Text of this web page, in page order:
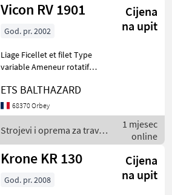
Vicon RV 1901
Cijena
na upit
God. pr. 2002
Liage Ficellet et filet Type
variable Ameneur rotatif
1m85 Ejecteur de balles
Lubrification des chaînes
Roue de jauge Roues en
19.0-45x1
ETS BALTHAZARD
68370 Orbey
Strojevi i oprema za travu i
baliranje / Vicon
1 mjesec
online
Krone KR 130
Cijena
na upit
God. pr. 2008